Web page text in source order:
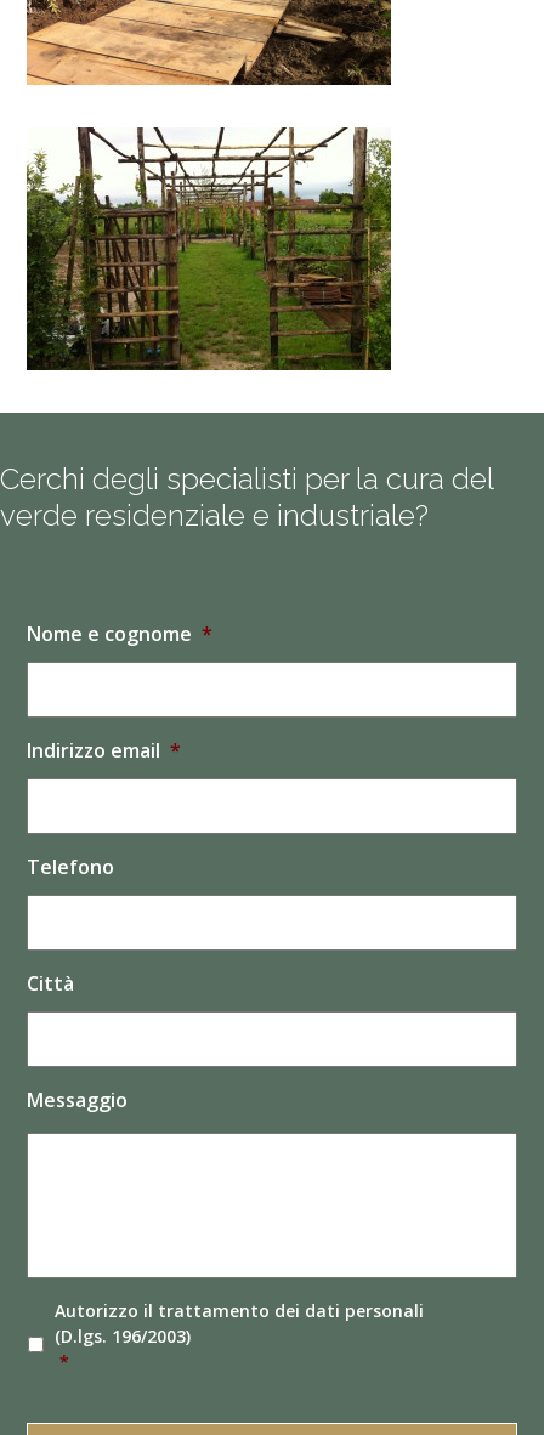
Cerchi degli specialisti per la cura del
verde residenziale e industriale?
Nome e cognome *
Indirizzo email *
Telefono
Città
Messaggio
Autorizzo il trattamento dei dati personali
(D.lgs. 196/2003)
*